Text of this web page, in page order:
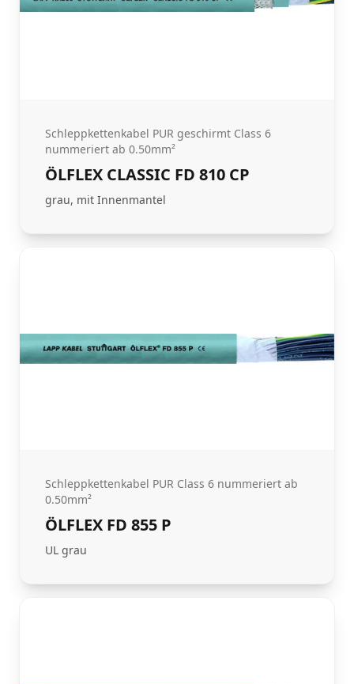
Schleppkettenkabel PUR geschirmt Class 6
nummeriert ab 0.50mm²
ÖLFLEX CLASSIC FD 810 CP
grau, mit Innenmantel
Schleppkettenkabel PUR Class 6 nummeriert ab
0.50mm²
ÖLFLEX FD 855 P
UL grau